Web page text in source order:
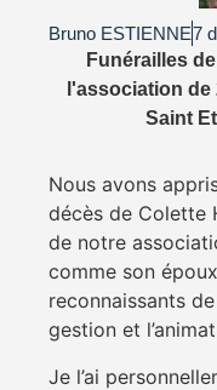
Bruno ESTIENNE7
Funérailles
l'association de
Saint
Nous avons
décès de Colette
de notre
comme son
reconnaissants
gestion et
Je l’ai